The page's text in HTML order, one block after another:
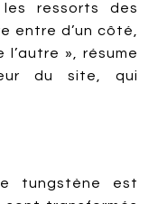
ressorts des
entre d’un côté,
», résume
du site, qui
tungstène est